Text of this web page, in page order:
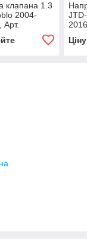
клапана 1.3
2004-
Арт.
FIAT